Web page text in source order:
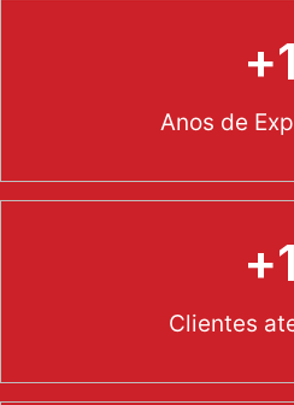
+1
Anos de
+1
Clientes